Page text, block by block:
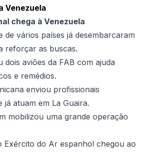
Venezuela
chega à Venezuela
de vários países já desembarcaram
reforçar as buscas.
dois aviões da FAB com ajuda
e remédios.
enviou profissionais
já atuam em La Guaira.
mobilizou uma grande operação
Exército do Ar espanhol chegou ao